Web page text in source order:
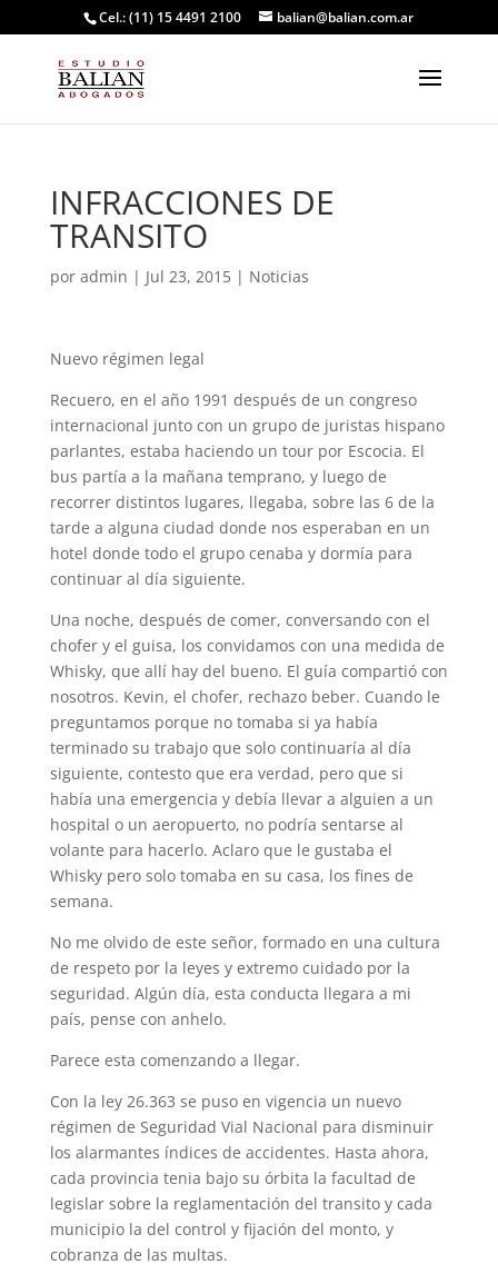
Cel.: (11) 15 4491 2100 balian@balian.com.ar
INFRACCIONES DE
TRANSITO
por admin | Jul 23, 2015| Noticias
Nuevo régimen legal
Recuero, en el año 1991 después de un congreso
internacional junto con un grupo de juristas hispano
parlantes, estaba haciendo un tour por Escocia. El
bus partía a la mañana temprano, y luego de
recorrer distintos lugares, llegaba, sobre las 6 de la
tarde a alguna ciudad donde nos esperaban en un
hotel donde todo el grupo cenaba y dormía para
continuar al día siguiente.
Una noche, después de comer, conversando con el
chofer y el guisa, los convidamos con una medida de
Whisky, que allí hay del bueno. El guía compartió con
nosotros. Kevin, el chofer, rechazo beber. Cuando le
preguntamos porque no tomaba si ya había
terminado su trabajo que solo continuaría al día
siguiente, contesto que era verdad, pero que si
había una emergencia y debía llevar a alguien a un
hospital o un aeropuerto, no podría sentarse al
volante para hacerlo. Aclaro que le gustaba el
Whisky pero solo tomaba en su casa, los fines de
semana.
No me olvido de este señor, formado en una cultura
de respeto por la leyes y extremo cuidado por la
seguridad. Algún día, esta conducta llegara a mi
país, pense con anhelo.
Parece esta comenzando a llegar.
Con la ley 26.363 se puso en vigencia un nuevo
régimen de Seguridad Vial Nacional para disminuir
los alarmantes índices de accidentes. Hasta ahora,
cada provincia tenia bajo su órbita la facultad de
legislar sobre la reglamentación del transito y cada
municipio la del control y fijación del monto, y
cobranza de las multas.